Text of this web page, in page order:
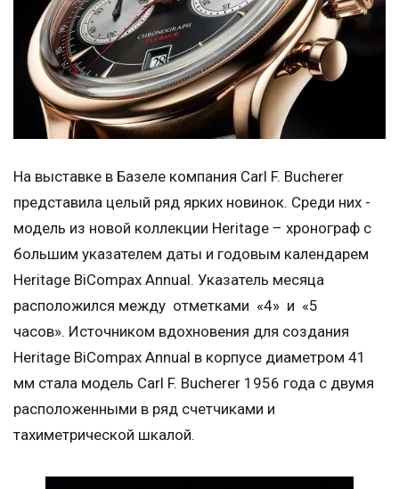
На выставке в Базеле компания Carl F. Bucherer
представила целый ряд ярких новинок. Среди них -
модель из новой коллекции Heritage – хронограф с
большим указателем даты и годовым календарем
Heritage BiCompax Annual. Указатель месяца
расположился между отметками «4» и «5
часов». Источником вдохновения для создания
Heritage BiCompax Annual в корпусе диаметром 41
мм стала модель Carl F. Bucherer 1956 года с двумя
расположенными в ряд счетчиками и
тахиметрической шкалой.